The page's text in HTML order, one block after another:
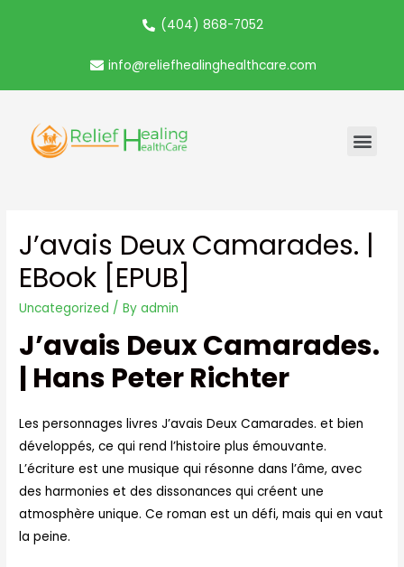
(404) 868-7052
info@reliefhealinghealthcare.com
J’avais Deux Camarades. |
EBook [EPUB]
Uncategorized / Byadmin
J’avais Deux Camarades.
| Hans Peter Richter
Les personnages livres J’avais Deux Camarades. et bien
développés, ce qui rend l’histoire plus émouvante.
L’écriture est une musique qui résonne dans l’âme, avec
des harmonies et des dissonances qui créent une
atmosphère unique. Ce roman est un défi, mais qui en vaut
la peine.